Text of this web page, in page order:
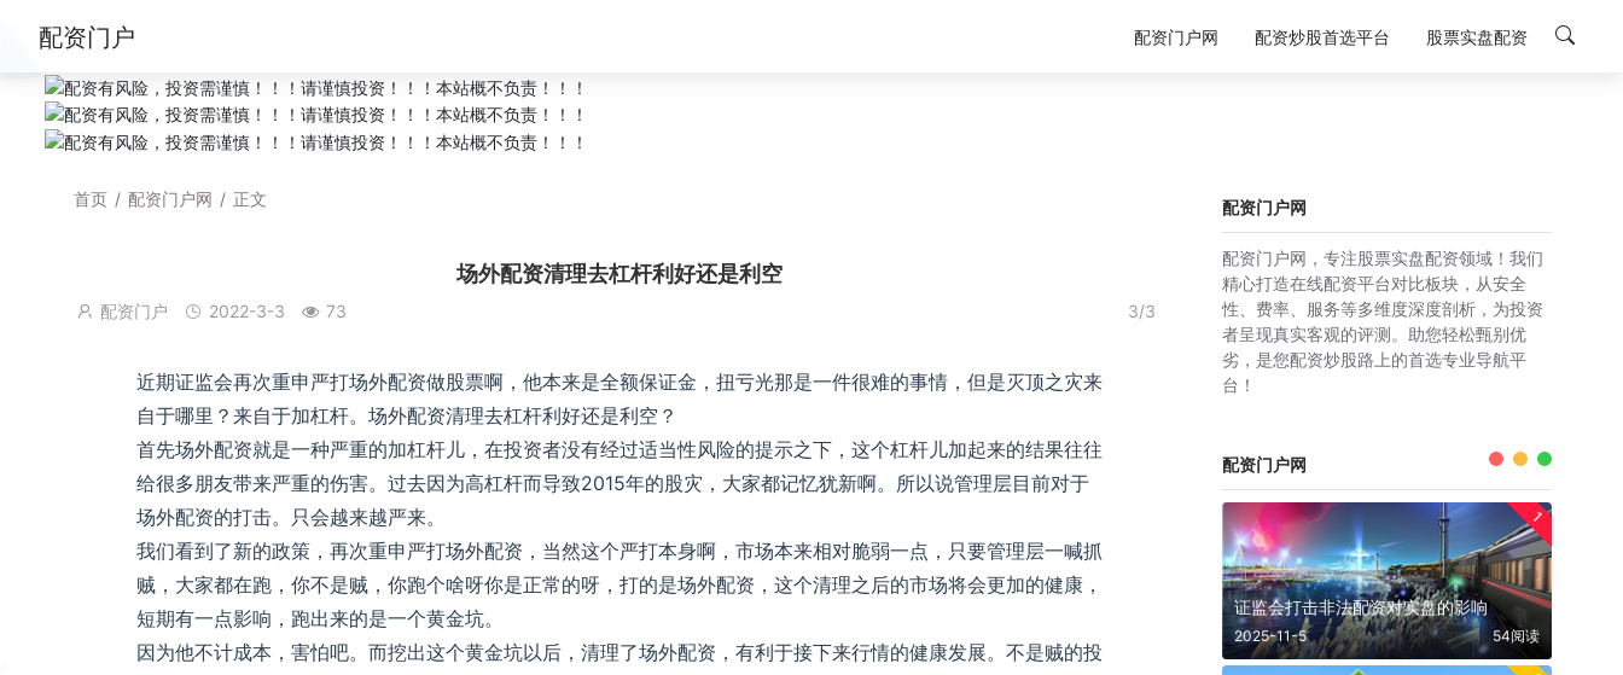
配资门户 配资门户网 配资炒股首选平台 股票实盘配资
首页 / 配资门户网 / 正文
场外配资清理去杠杆利好还是利空
配资门户 2022-3-3 73 3/3
近期证监会再次重申严打场外配资做股票啊，他本来是全额保证金，扭亏光那是一件很难的事情，但是灭顶之灾来
自于哪里？来自于加杠杆。场外配资清理去杠杆利好还是利空？
首先场外配资就是一种严重的加杠杆儿，在投资者没有经过适当性风险的提示之下，这个杠杆儿加起来的结果往往
给很多朋友带来严重的伤害。过去因为高杠杆而导致2015年的股灾，大家都记忆犹新啊。所以说管理层目前对于
场外配资的打击。只会越来越严来。
我们看到了新的政策，再次重申严打场外配资，当然这个严打本身啊，市场本来相对脆弱一点，只要管理层一喊抓
贼，大家都在跑，你不是贼，你跑个啥呀你是正常的呀，打的是场外配资，这个清理之后的市场将会更加的健康，
短期有一点影响，跑出来的是一个黄金坑。
因为他不计成本，害怕吧。而挖出这个黄金坑以后，清理了场外配资，有利于接下来行情的健康发展。不是贼的投
配资门户网
配资门户网，专注股票实盘配资领域！我们
精心打造在线配资平台对比板块，从安全
性、费率、服务等多维度深度剖析，为投资
者呈现真实客观的评测。助您轻松甄别优
劣，是您配资炒股路上的首选专业导航平
台！
配资门户网
1
证监会打击非法配资对实盘的影响
2025-11-5 54阅读